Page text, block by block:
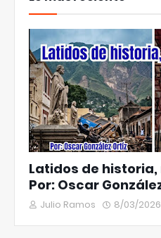
Latidos de
Por: Oscar
Julio Ramos 8/03/2026